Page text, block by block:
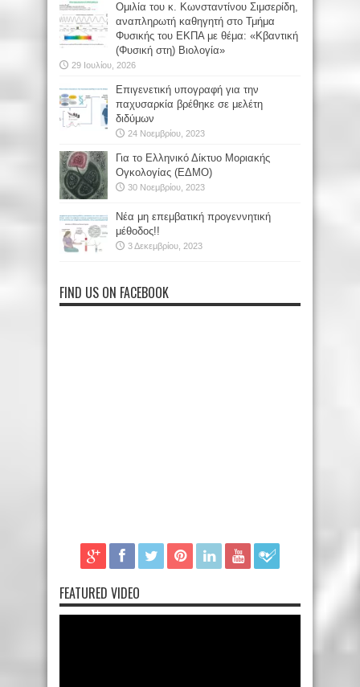
Oμιλία του κ. Κωνσταντίνου Σιμσερίδη,
αναπληρωτή καθηγητή στο Τμήμα
Φυσικής του ΕΚΠΑ με θέμα: «Κβαντική
(Φυσική στη) Βιολογία»
29 Ιουλίου, 2026
Επιγενετική υπογραφή για την
παχυσαρκία βρέθηκε σε μελέτη
διδύμων
24 Νοεμβρίου, 2023
Για το Ελληνικό Δίκτυο Μοριακής
Ογκολογίας (ΕΔΜΟ)
30 Νοεμβρίου, 2023
Νέα μη επεμβατική προγεννητική
μέθοδος!!
3 Δεκεμβρίου, 2023
FIND US ON FACEBOOK
FEATURED VIDEO